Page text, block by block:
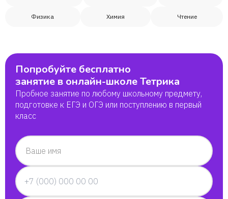
Физика Химия Чтение
Попробуйте бесплатно
занятие в онлайн-школе Тетрика
Пробное занятие по любому школьному предмету,
подготовке к ЕГЭ и ОГЭ или поступлению в первый
класс
Ваше имя